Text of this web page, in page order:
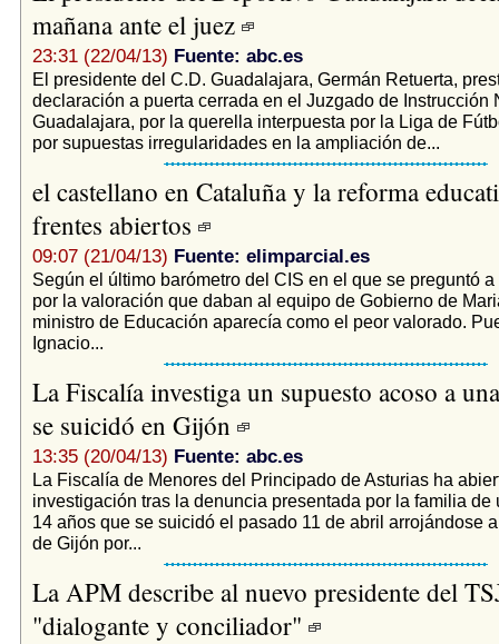
mañana ante el juez
23:31 (22/04/13) Fuente: abc.es
El presidente del C.D. Guadalajara, Germán Retuerta,
declaración a puerta cerrada en el Juzgado de Instrucción
Guadalajara, por la querella interpuesta por la Liga de
por supuestas irregularidades en la ampliación de...
el castellano en Cataluña y la reforma
frentes abiertos
09:07 (21/04/13) Fuente: elimparcial.es
Según el último barómetro del CIS en el que se preguntó
por la valoración que daban al equipo de Gobierno de
ministro de Educación aparecía como el peor valorado.
Ignacio...
La Fiscalía investiga un supuesto acoso a
se suicidó en Gijón
13:35 (20/04/13) Fuente: abc.es
La Fiscalía de Menores del Principado de Asturias ha
investigación tras la denuncia presentada por la familia de
14 años que se suicidó el pasado 11 de abril arrojándose
de Gijón por...
La APM describe al nuevo presidente del
"dialogante y conciliador"